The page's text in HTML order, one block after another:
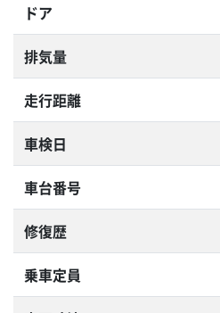
ドア
排気量
走行距離
車検日
車台番号
修復歴
乗車定員